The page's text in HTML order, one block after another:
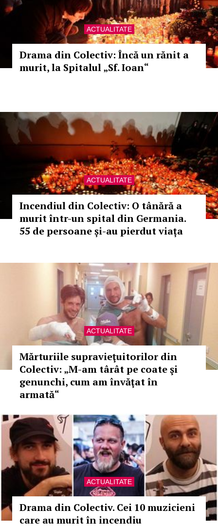
ACTUALITATE
Drama din Colectiv: Încă un rănit a
murit, la Spitalul „Sf. Ioan“
ACTUALITATE
Incendiul din Colectiv: O tânără a
murit într-un spital din Germania.
55 de persoane și-au pierdut viața
ACTUALITATE
Mărturiile supravieţuitorilor din
Colectiv: „M-am târât pe coate şi
genunchi, cum am învăţat în
armată“
ACTUALITATE
Drama din Colectiv. Cei 10 muzicieni
care au murit în incendiu